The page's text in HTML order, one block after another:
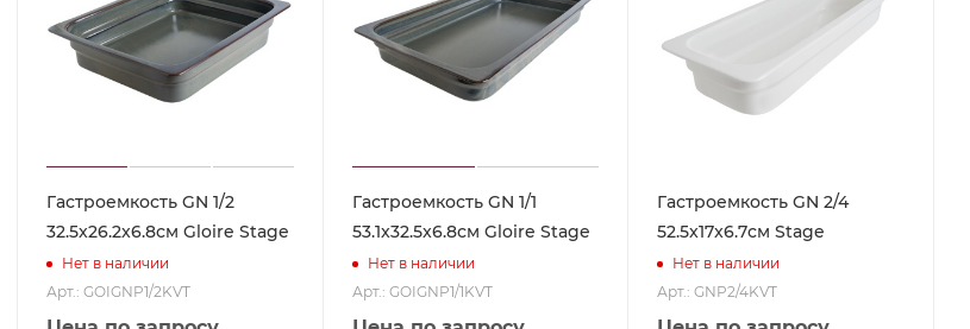
Гастроемкость GN 1/2
32.5x26.2x6.8см Gloire Stage
Нет в наличии
Арт.: GOIGNP1/2KVT
Гастроемкость GN 1/1
53.1x32.5x6.8см Gloire Stage
Нет в наличии
Арт.: GOIGNP1/1KVT
Гастроемкость GN 2/4
52.5x17x6.7см Stage
Нет в наличии
Арт.: GNP2/4KVT